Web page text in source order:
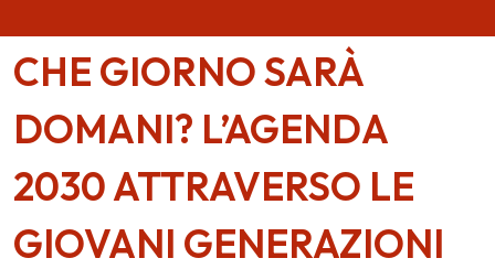
CHE GIORNO SARÀ
DOMANI? L’AGENDA
2030 ATTRAVERSO LE
GIOVANI GENERAZIONI